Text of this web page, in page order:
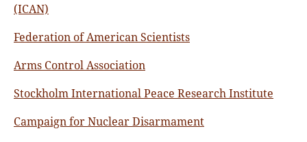
(ICAN)
Federation of American Scientists
Arms Control Association
Stockholm International Peace Research Institute
Campaign for Nuclear Disarmament